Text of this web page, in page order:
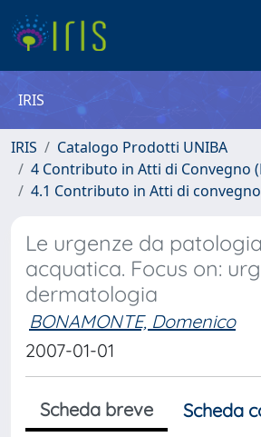
IRIS
IRIS
Catalogo Prodotti UNIBA
4 Contributo in Atti di Convegno
4.1 Contributo in Atti di convegno
Le urgenze da
acquatica. Focus on:
dermatologia
BONAMONTE, Domenico
2007-01-01
Scheda breve
Scheda